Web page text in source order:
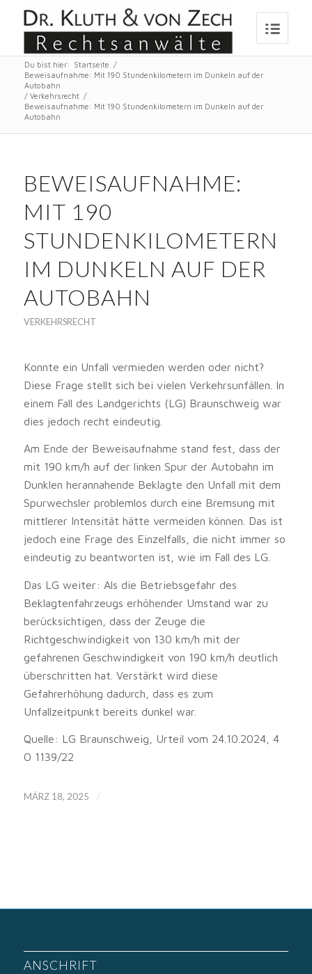
Du bist hier: Startseite
/
Beweisaufnahme: Mit 190 Stundenkilometern im Dunkeln auf der
Autobahn
/ Verkehrsrecht /
Beweisaufnahme: Mit 190 Stundenkilometern im Dunkeln auf der
Autobahn
BEWEISAUFNAHME:
MIT 190
STUNDENKILOMETERN
IM DUNKELN AUF DER
AUTOBAHN
VERKEHRSRECHT
Konnte ein Unfall vermieden werden oder nicht?
Diese Frage stellt sich bei vielen Verkehrsunfällen. In
einem Fall des Landgerichts (LG) Braunschweig war
dies jedoch recht eindeutig.
Am Ende der Beweisaufnahme stand fest, dass der
mit 190 km/h auf der linken Spur der Autobahn im
Dunklen herannahende Beklagte den Unfall mit dem
Spurwechsler problemlos durch eine Bremsung mit
mittlerer Intensität hätte vermeiden können. Das ist
jedoch eine Frage des Einzelfalls, die nicht immer so
eindeutig zu beantworten ist, wie im Fall des LG.
Das LG weiter: Als die Betriebsgefahr des
Beklagtenfahrzeugs erhöhender Umstand war zu
berücksichtigen, dass der Zeuge die
Richtgeschwindigkeit von 130 km/h mit der
gefahrenen Geschwindigkeit von 190 km/h deutlich
überschritten hat. Verstärkt wird diese
Gefahrerhöhung dadurch, dass es zum
Unfallzeitpunkt bereits dunkel war.
Quelle: LG Braunschweig, Urteil vom 24.10.2024, 4
O 1139/22
MÄRZ 18, 2025 /
ANSCHRIFT